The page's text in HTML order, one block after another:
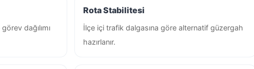
dağılımı
Rota Stabilitesi
İlçe içi trafik dalgasına göre alternatif güzergah
hazırlanır.